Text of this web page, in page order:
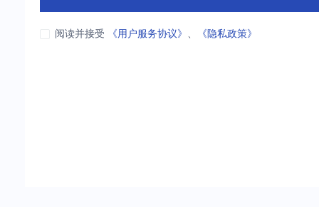
阅读并接受 《用户服务协议》 、 《隐私政策》